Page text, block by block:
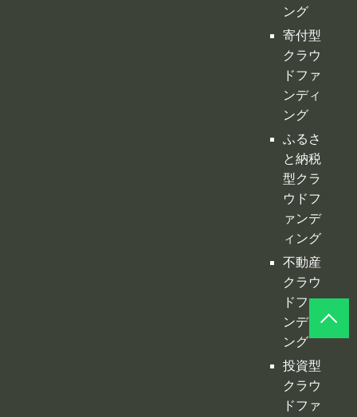
寄付型
クラウ
ドファ
ンディ
ング
ふるさ
と納税
型クラ
ウドフ
ァンデ
ィング
不動産
クラウ
ドファ
ンディ
ング
投資型
クラウ
ドファ
ンディ